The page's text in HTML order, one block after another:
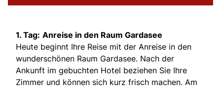
1. Tag: Anreise in den Raum Gardasee
Heute beginnt Ihre Reise mit der Anreise in den
wunderschönen Raum Gardasee. Nach der
Ankunft im gebuchten Hotel beziehen Sie Ihre
Zimmer und können sich kurz frisch machen. Am